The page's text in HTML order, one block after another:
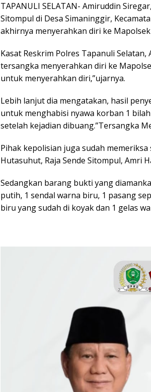
TAPANULI SELATAN- Amiruddin
Sitompul di Desa Simaninggir,
akhirnya menyerahkan diri ke
Kasat Reskrim Polres Tapanuli
tersangka menyerahkan diri ke
untuk menyerahkan diri,”ujarnya.
Lebih lanjut dia mengatakan, hasil
untuk menghabisi nyawa korban 1
setelah kejadian dibuang.”Tersangka
Pihak kepolisian juga sudah
Hutasuhut, Raja Sende Sitompul, Amri
Sedangkan barang bukti yang
putih, 1 sendal warna biru, 1 pasang
biru yang sudah di koyak dan 1 gelas